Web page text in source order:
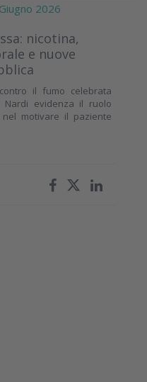
2026
nicotina,
e nuove
il fumo celebrata
Nardi evidenza il ruolo
nel motivare il paziente